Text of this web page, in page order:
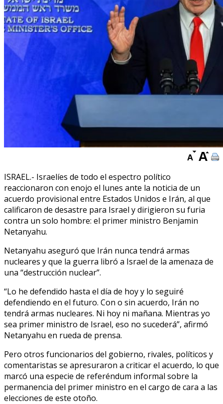
ISRAEL.- Israelíes de todo el espectro político
reaccionaron con enojo el lunes ante la noticia de un
acuerdo provisional entre Estados Unidos e Irán, al que
calificaron de desastre para Israel y dirigieron su furia
contra un solo hombre: el primer ministro Benjamin
Netanyahu.
Netanyahu aseguró que Irán nunca tendrá armas
nucleares y que la guerra libró a Israel de la amenaza de
una “destrucción nuclear”.
“Lo he defendido hasta el día de hoy y lo seguiré
defendiendo en el futuro. Con o sin acuerdo, Irán no
tendrá armas nucleares. Ni hoy ni mañana. Mientras yo
sea primer ministro de Israel, eso no sucederá”, afirmó
Netanyahu en rueda de prensa.
Pero otros funcionarios del gobierno, rivales, políticos y
comentaristas se apresuraron a criticar el acuerdo, lo que
marcó una especie de referéndum informal sobre la
permanencia del primer ministro en el cargo de cara a las
elecciones de este otoño.